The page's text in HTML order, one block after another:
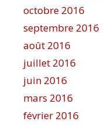
octobre 2016
septembre 2016
août 2016
juillet 2016
juin 2016
mars 2016
février 2016